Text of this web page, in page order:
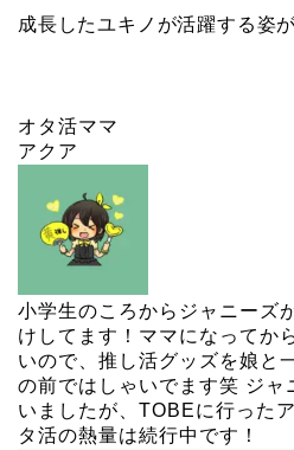
成長したユキノが活躍する姿
オタ活ママ
アクア
小学生のころからジャニーズ
けしてます！ママになってか
いので、推し活グッズを娘と
の前ではしゃいでます笑 ジャ
いましたが、TOBEに行った
タ活の熱量は続行中です！